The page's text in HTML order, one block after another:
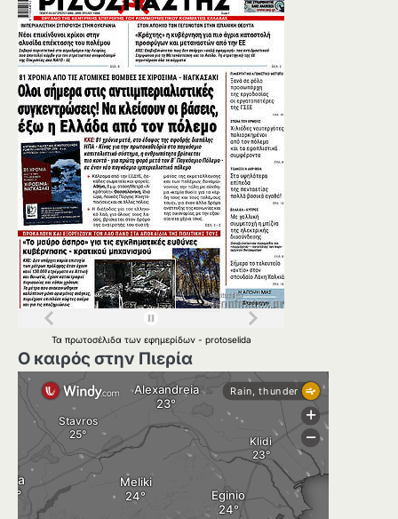
Τα πρωτοσέλιδα των εφημερίδων - protoselida
Ο καιρός στην Πιερία